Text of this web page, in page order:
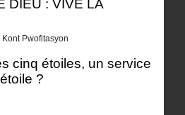
DIEU : VIVE LA
Pwofitasyon
cinq étoiles, un service
?